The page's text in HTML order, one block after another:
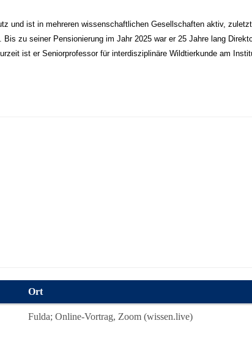
und ist in mehreren wissenschaftlichen Gesellschaften aktiv,
zu seiner Pensionierung im Jahr 2025 war er 25 Jahre lang
ist er Seniorprofessor für interdisziplinäre Wildtierkunde am
Ort
Fulda; Online-Vortrag, Zoom (wissen.live)